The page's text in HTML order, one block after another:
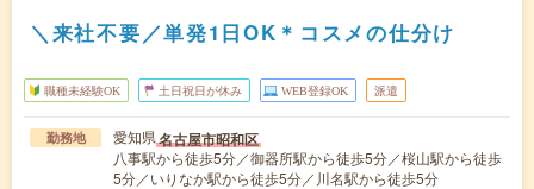
＼来社不要／単発1日OK＊コスメの仕分け
職種未経験OK 土日祝日が休み WEB登録OK 派遣
勤務地 愛知県名古屋市昭和区
八事駅から徒歩5分／御器所駅から徒歩5分／桜山駅から徒歩
5分／いりなか駅から徒歩5分／川名駅から徒歩5分